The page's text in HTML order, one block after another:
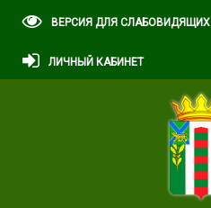
ВЕРСИЯ ДЛЯ СЛАБОВИДЯЩИХ
ЛИЧНЫЙ КАБИНЕТ